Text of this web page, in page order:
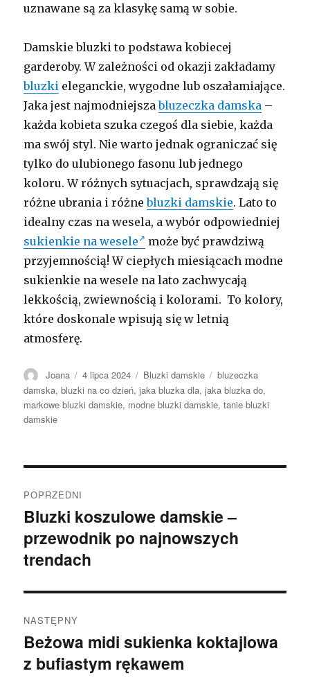
uznawane są za klasykę samą w sobie.
Damskie bluzki to podstawa kobiecej
garderoby. W zależności od okazji zakładamy
bluzki eleganckie, wygodne lub oszałamiające.
Jaka jest najmodniejszabluzeczka damska –
każda kobieta szuka czegoś dla siebie, każda
ma swój styl. Nie warto jednak ograniczać się
tylko do ulubionego fasonu lub jednego
koloru. W różnych sytuacjach, sprawdzają się
różne ubrania i różnebluzki damskie. Lato to
idealny czas na wesela, a wybór odpowiedniej
sukienkie na wesele
może być prawdziwą
przyjemnością! W ciepłych miesiącach modne
sukienkie na wesele na lato zachwycają
lekkością, zwiewnością i kolorami. To kolory,
które doskonale wpisują się w letnią
atmosferę.
Autor
Joana Opublikowano
4 lipca 2024 Kategorie
Bluzki damskie Tagi
bluzeczka
damska,bluzki na co dzień,jaka bluzka dla,jaka bluzka do,
markowe bluzki damskie, modne bluzki damskie,tanie bluzki
damskie
wpisu
POPRZEDNI
Poprzedni
wpis:
Bluzki koszulowe damskie –
przewodnik po najnowszych
trendach
NASTĘPNY
Następny
wpis:
Beżowa midi sukienka koktajlowa
z bufiastym rękawem